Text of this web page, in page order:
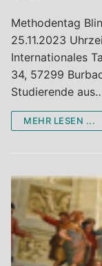
Methodentag
25.11.2023
Internationales
34, 57299
Studierende
MEHR LESEN ...